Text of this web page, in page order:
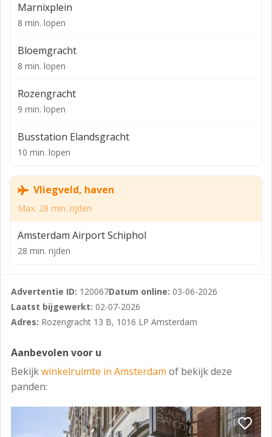
Begane grond: 59,84 m² vvo
Conform NEN-258
1841
In overleg
€ 45.000,- per jaar excl. btw
HUURBETALING
Per maand vooruit
OPLEVERINGSNIVEAU
AANVAARDING
In overleg
HUUROVEREENKOMST
Huurovereenkomst op basis van het standaardmodel
van de Raad voor Onroerende Zaken (ROZ), zoals
gehanteerd door de NVM in onroerend goed,
Marnixplein
8 min. lopen
Bloemgracht
8 min. lopen
Rozengracht
9 min. lopen
Busstation Elandsgracht
10 min. lopen
Vliegveld, haven
Max. 28 min. rijden
Amsterdam Airport Schiphol
28 min. rijden
Advertentie ID: 120067Datum online: 03-06-2026
Laatst bijgewerkt: 02-07-2026
Adres: Rozengracht 13 B, 1016 LP Amsterdam
Aanbevolen voor u
Bekijkwinkelruimte in Amsterdam of bekijk deze
panden: